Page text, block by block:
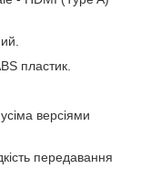
пластик.
версіями
передавання